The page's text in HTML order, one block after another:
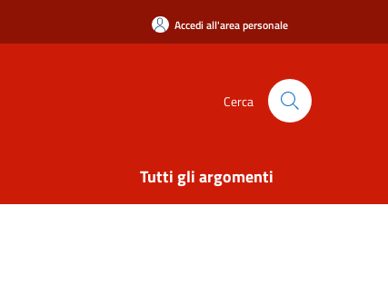
Accedi all'area personale
Cerca
Tutti gli argomenti